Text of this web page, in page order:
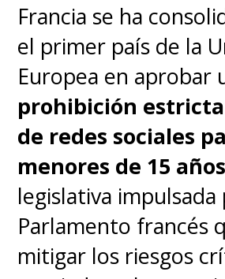
Francia se ha
el primer país de la
Europea en aprobar
prohibición
de redes sociales
menores de 15
legislativa impulsada
Parlamento francés
mitigar los riesgos